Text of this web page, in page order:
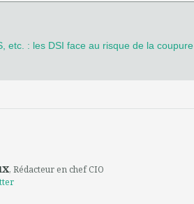
etc. : les DSI face au risque de la coupure
, Rédacteur en chef CIO